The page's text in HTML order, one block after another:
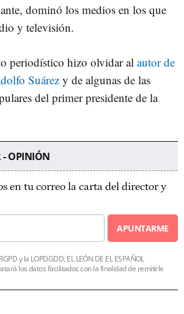
dominó los medios en los que
y televisión.
periodístico hizo olvidar al autor de
Suárez y de algunas de las
del primer presidente de la
- OPINIÓN
en tu correo la carta del director y
APUNTARME
y la LOPDGDD, EL LEÓN DE EL ESPAÑOL
los datos facilitados con la finalidad de remitirle